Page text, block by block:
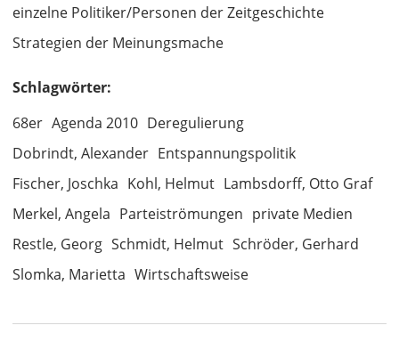
einzelne Politiker/Personen der Zeitgeschichte
Strategien der Meinungsmache
Schlagwörter:
68er Agenda 2010 Deregulierung
Dobrindt, Alexander Entspannungspolitik
Fischer, Joschka Kohl, Helmut Lambsdorff, Otto Graf
Merkel, Angela Parteiströmungen private Medien
Restle, Georg Schmidt, Helmut Schröder, Gerhard
Slomka, Marietta Wirtschaftsweise